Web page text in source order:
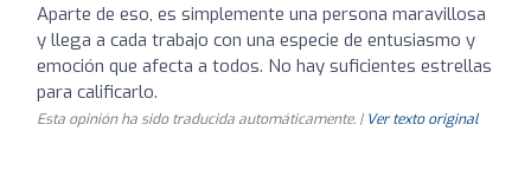
Aparte de eso, es simplemente una persona maravillosa
y llega a cada trabajo con una especie de entusiasmo y
emoción que afecta a todos. No hay suficientes estrellas
para calificarlo.
Esta opinión ha sido traducida automáticamente. | Ver texto original